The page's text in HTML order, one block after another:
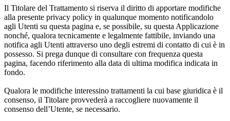
Il Titolare del Trattamento si riserva il diritto di apportare modifiche
alla presente privacy policy in qualunque momento notificandolo
agli Utenti su questa pagina e, se possibile, su questa Applicazione
nonché, qualora tecnicamente e legalmente fattibile, inviando una
notifica agli Utenti attraverso uno degli estremi di contatto di cui è in
possesso. Si prega dunque di consultare con frequenza questa
pagina, facendo riferimento alla data di ultima modifica indicata in
fondo.
Qualora le modifiche interessino trattamenti la cui base giuridica è il
consenso, il Titolare provvederà a raccogliere nuovamente il
consenso dell’Utente, se necessario.